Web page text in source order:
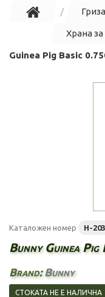
Храна
Guinea Pig Basic
Каталожен номер H-
Bunny Guinea Pig
Brand:Bunny
СТОКАТА НЕ Е НАЛИЧНА